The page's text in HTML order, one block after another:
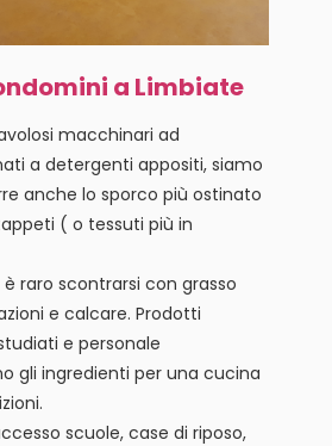
a Limbiate
macchinari ad
a detergenti appositi, siamo
anche lo sporco più ostinato
( o tessuti più in
raro scontrarsi con grasso
e calcare. Prodotti
e personale
gli ingredienti per una cucina
scuole, case di riposo,